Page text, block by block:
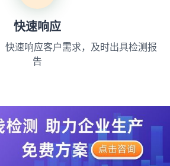
快速响应
快速响应客户需求，及时出具检测报
告